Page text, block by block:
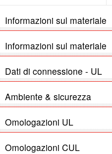
Informazioni sul materiale
Informazioni sul materiale
Dati di connessione - UL
Ambiente & sicurezza
Omologazioni UL
Omologazioni CUL